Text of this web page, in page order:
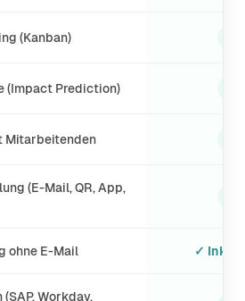
(Kanban)
(Impact Prediction)
Mitarbeitenden
(E-Mail, QR, App,
ohne E-Mail ✓
Workday,